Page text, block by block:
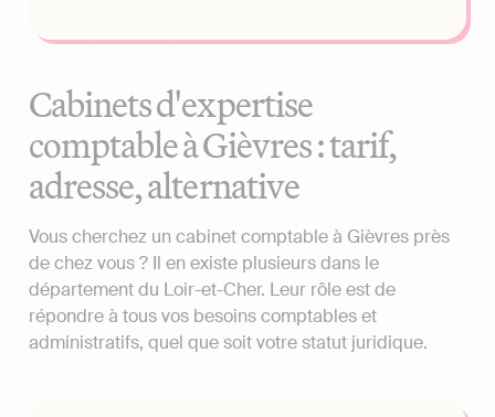
Cabinets d'expertise
comptable à Gièvres : tarif,
adresse, alternative
Vous cherchez un cabinet comptable à Gièvres près
de chez vous ? Il en existe plusieurs dans le
département du Loir-et-Cher. Leur rôle est de
répondre à tous vos besoins comptables et
administratifs, quel que soit votre statut juridique.